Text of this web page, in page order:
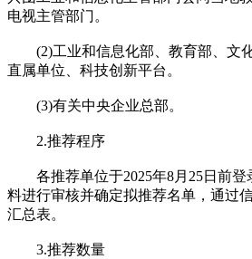
电视主管部门。
(2)工业和信息化部、教育部、文
直属单位、科技创新平台。
(3)有关中央企业总部。
2.推荐程序
各推荐单位于2025年8月25日前登
料进行审核并确定拟推荐名单，通过
汇总表。
3.推荐数量